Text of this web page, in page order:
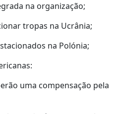
na organização;
tropas na Ucrânia;
na Polónia;
uma compensação pela